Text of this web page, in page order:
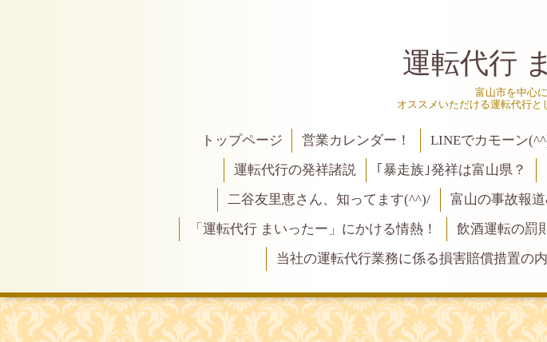
運転代行
富山市を中心
オススメいただける運転代行と
トップページ 営業カレンダー！ LINEでカモーン
運転代行の発祥諸説
｢暴走族｣発祥は富山県？
二谷友里恵さん、知ってます(^^)/
富山の事故報
「運転代行 まいったー」にかける情熱！
飲酒運転の罰
当社の運転代行業務に係る損害賠償措置の